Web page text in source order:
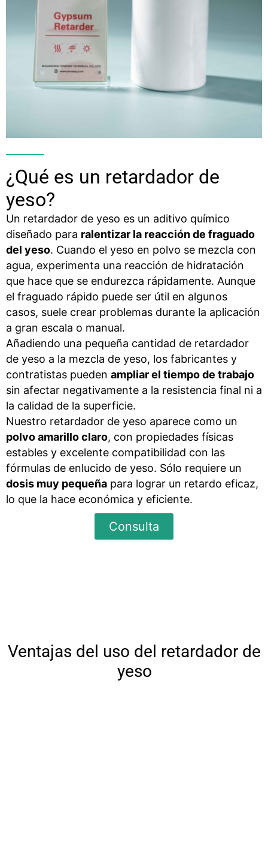
¿Qué es un retardador de
yeso?
Un retardador de yeso es un aditivo químico
diseñado para ralentizar la reacción de fraguado
del yeso. Cuando el yeso en polvo se mezcla con
agua, experimenta una reacción de hidratación
que hace que se endurezca rápidamente. Aunque
el fraguado rápido puede ser útil en algunos
casos, suele crear problemas durante la aplicación
a gran escala o manual.
Añadiendo una pequeña cantidad de retardador
de yeso a la mezcla de yeso, los fabricantes y
contratistas pueden ampliar el tiempo de trabajo
sin afectar negativamente a la resistencia final ni a
la calidad de la superficie.
Nuestro retardador de yeso aparece como un
polvo amarillo claro, con propiedades físicas
estables y excelente compatibilidad con las
fórmulas de enlucido de yeso. Sólo requiere un
dosis muy pequeña para lograr un retardo eficaz,
lo que la hace económica y eficiente.
Consulta
Ventajas del uso del retardador de
yeso